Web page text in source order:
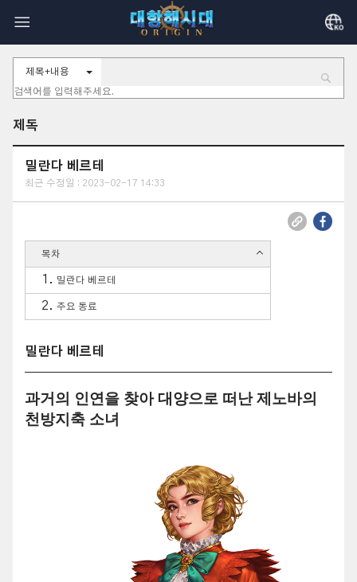
제목+내용
제독
밀란다 베르테
최근 수정일 : 2023-02-17 14:33
목차
밀란다 베르테
주요 동료
밀란다 베르테
과거의 인연을 찾아 대양으로 떠난 제노바의
천방지축 소녀